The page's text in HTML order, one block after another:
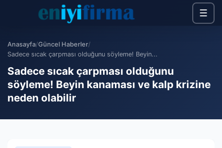
☰
Anasayfa/Güncel Haberler/
Sadece sıcak çarpması olduğunu söyleme! Beyin...
Sadece sıcak çarpması olduğunu
söyleme! Beyin kanaması ve kalp krizine
neden olabilir